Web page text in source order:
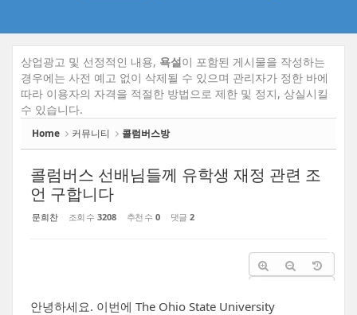
상업광고 및 선정적인 내용, 욕설이 포함된 게시물을 작성하는
경우에는 사전 예고 없이 삭제될 수 있으며 관리자가 정한 바에
따라 이용자의 자격을 적절한 방법으로 제한 및 정지, 상실시킬
수 있습니다.
Home 커뮤니티 콜럼버스방
콜럼버스 선배님들께 유학생 재정 관련 조
언 구합니다
문희찬 조회 수 3208 추천 수 0 댓글 2
안녕하세요. 이번에 The Ohio State University